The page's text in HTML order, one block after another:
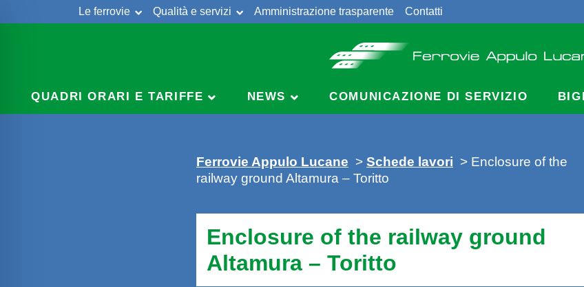
Le ferrovie Qualità e servizi Amministrazione trasparente Contatti
QUADRI ORARI E TARIFFE NEWS COMUNICAZIONE DI SERVIZIO
Ferrovie Appulo Lucane > Schede lavori > Enclosure of the
railway ground Altamura – Toritto
Enclosure of the railway ground
Altamura – Toritto